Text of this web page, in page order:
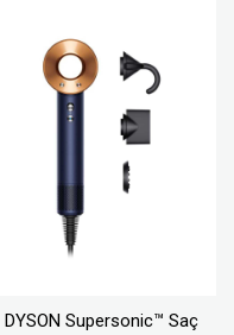
DYSON Supersonic™ Saç